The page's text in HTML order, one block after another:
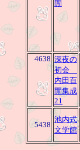
閒
4638 深夜の
初会
内田百
閒集成
21
5438
池内式
文学館